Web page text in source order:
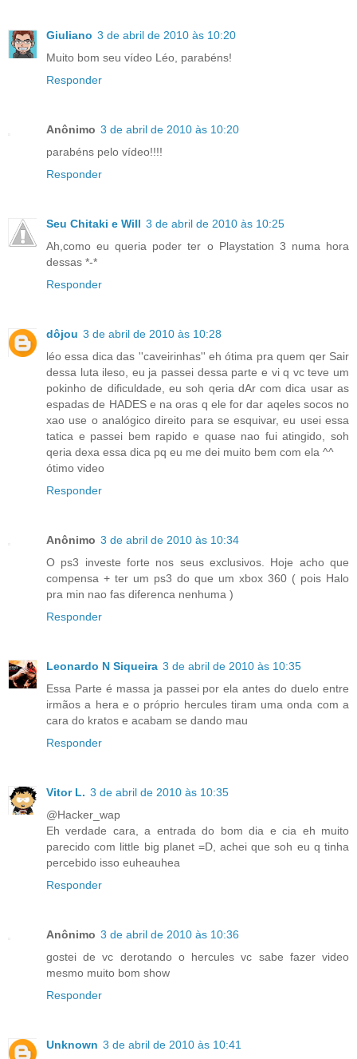
Giuliano 3 de abril de 2010 às 10:20
Muito bom seu vídeo Léo, parabéns!
Responder
Anônimo 3 de abril de 2010 às 10:20
parabéns pelo vídeo!!!!
Responder
Seu Chitaki e Will 3 de abril de 2010 às 10:25
Ah,como eu queria poder ter o Playstation 3 numa hora
dessas *-*
Responder
dôjou 3 de abril de 2010 às 10:28
léo essa dica das ''caveirinhas'' eh ótima pra quem qer Sair
dessa luta ileso, eu ja passei dessa parte e vi q vc teve um
pokinho de dificuldade, eu soh qeria dAr com dica usar as
espadas de HADES e na oras q ele for dar aqeles socos no
xao use o analógico direito para se esquivar, eu usei essa
tatica e passei bem rapido e quase nao fui atingido, soh
qeria dexa essa dica pq eu me dei muito bem com ela ^^
ótimo video
Responder
Anônimo 3 de abril de 2010 às 10:34
O ps3 investe forte nos seus exclusivos. Hoje acho que
compensa + ter um ps3 do que um xbox 360 ( pois Halo
pra min nao fas diferenca nenhuma )
Responder
Leonardo N Siqueira 3 de abril de 2010 às 10:35
Essa Parte é massa ja passei por ela antes do duelo entre
irmãos a hera e o próprio hercules tiram uma onda com a
cara do kratos e acabam se dando mau
Responder
Vitor L. 3 de abril de 2010 às 10:35
@Hacker_wap
Eh verdade cara, a entrada do bom dia e cia eh muito
parecido com little big planet =D, achei que soh eu q tinha
percebido isso euheauhea
Responder
Anônimo 3 de abril de 2010 às 10:36
gostei de vc derotando o hercules vc sabe fazer video
mesmo muito bom show
Responder
Unknown 3 de abril de 2010 às 10:41